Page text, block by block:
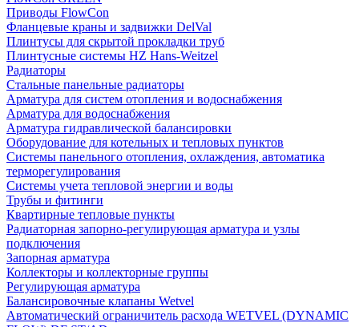
Приводы FlowCon
Фланцевые краны и задвижки DelVal
Плинтусы для скрытой прокладки труб
Плинтусные системы HZ Hans-Weitzel
Радиаторы
Стальные панельные радиаторы
Арматура для систем отопления и водоснабжения
Арматура для водоснабжения
Арматура гидравлической балансировки
Оборудование для котельных и тепловых пунктов
Системы панельного отопления, охлаждения, автоматика
терморегулирования
Системы учета тепловой энергии и воды
Трубы и фитинги
Квартирные тепловые пункты
Радиаторная запорно-регулирующая арматура и узлы
подключения
Запорная арматура
Коллекторы и коллекторные группы
Регулирующая арматура
Балансировочные клапаны Wetvel
Автоматический ограничитель расхода WETVEL (DYNAMIC